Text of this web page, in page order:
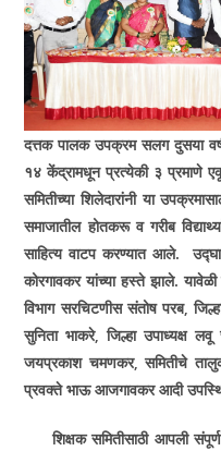
दत्तक पालक उपक्रम सलग दुस­या
१४ केंद्रामधून प्रत्येकी ३ प्रमाणे
समितीच्या शिलेदारांनी या
समाजातील होतकरू व गरीब
साहित्य वाटप करण्यात आले.
कोरगावकर यांच्या हस्ते झाले. यावेळी
विभाग सरचिटणीस संतोष परब,
सुनिता भाकरे,जिल्हा उपाध्यक्ष लवू
जयप्रकाश चमणकर,समितीचे
प्रवक्ते भाऊ आजगावकर आदी
शिक्षक समितीसाठी आपली